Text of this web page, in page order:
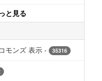
と見る
モンズ 表示- 35316